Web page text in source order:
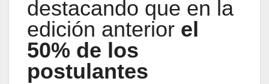
destacando que en la
edición anterior el
50% de los
postulantes